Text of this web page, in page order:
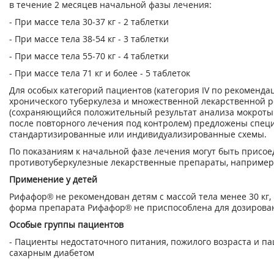
в течение 2 месяцев начальной фазы лечения:
- При массе тела 30-37 кг - 2 таблетки
- При массе тела 38-54 кг - 3 таблетки
- При массе тела 55-70 кг - 4 таблетки
- При массе тела 71 кг и более - 5 таблеток
Для особых категорий пациентов (категория IV по
хронического туберкулеза и множественной лекарственной
(сохраняющийся положительный результат анализа
после повторного лечения под контролем) предложены
стандартизированные или индивидуализированные схемы.
По показаниям к начальной фазе лечения могут быть
противотуберкулезные лекарственные препараты,
Применение у детей
Рифафор® не рекомендован детям с массой тела менее 30 кг,
форма препарата Рифафор® не приспособлена для
Особые группы пациентов
- Пациенты недостаточного питания, пожилого возраста и
сахарным диабетом